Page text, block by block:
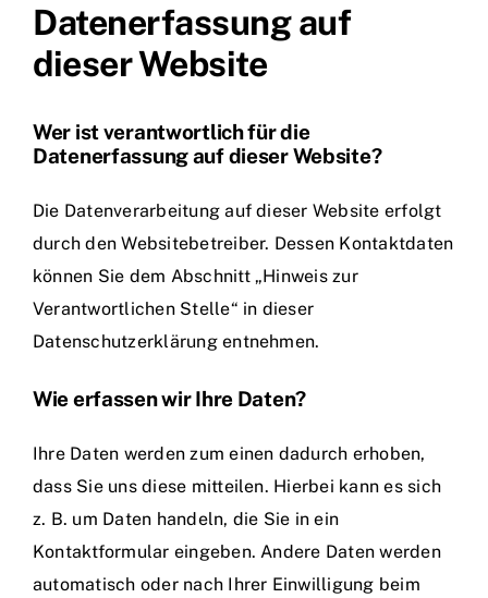
Datenerfassung auf
dieser Website
Wer ist verantwortlich für die
Datenerfassung auf dieser Website?
Die Datenverarbeitung auf dieser Website erfolgt
durch den Websitebetreiber. Dessen Kontaktdaten
können Sie dem Abschnitt „Hinweis zur
Verantwortlichen Stelle“ in dieser
Datenschutzerklärung entnehmen.
Wie erfassen wir Ihre Daten?
Ihre Daten werden zum einen dadurch erhoben,
dass Sie uns diese mitteilen. Hierbei kann es sich
z. B. um Daten handeln, die Sie in ein
Kontaktformular eingeben. Andere Daten werden
automatisch oder nach Ihrer Einwilligung beim